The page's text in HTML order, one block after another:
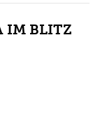
IM BLITZ